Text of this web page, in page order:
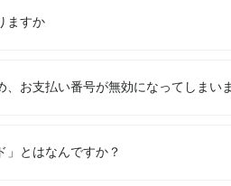
ますか
、お支払い番号が無効になってしまい
」とはなんですか？